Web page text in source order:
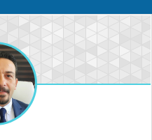
Mobil